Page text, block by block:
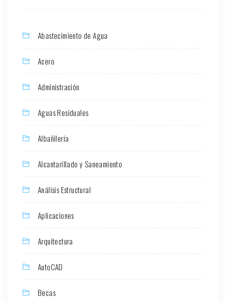
Abastecimiento de Agua
Acero
Administración
Aguas Residuales
Albañilería
Alcantarillado y Saneamiento
Análisis Estructural
Aplicaciones
Arquitectura
AutoCAD
Becas